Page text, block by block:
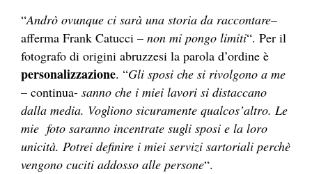
“Andrò ovunque ci sarà una storia da raccontare–
afferma Frank Catucci – non mi pongo limiti“. Per il
fotografo di origini abruzzesi la parola d’ordine è
personalizzazione. “Gli sposi che si rivolgono a me
– continua- sanno che i miei lavori si distaccano
dalla media. Vogliono sicuramente qualcos’altro. Le
mie foto saranno incentrate sugli sposi e la loro
unicità. Potrei definire i miei servizi sartoriali perchè
vengono cuciti addosso alle persone“.